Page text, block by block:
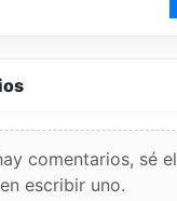
comentarios, sé el
escribir uno.